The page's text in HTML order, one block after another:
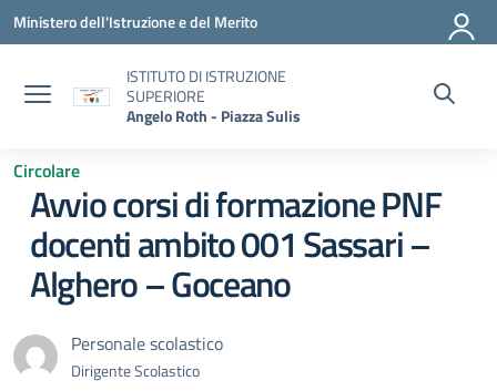
Vai ai contenuti
Vai al menu di navigazione
Vai al footer
Ministero dell'Istruzione e del Merito
ISTITUTO DI ISTRUZIONE
SUPERIORE
Angelo Roth - Piazza Sulis
Circolare
Avvio corsi di formazione PNF
docenti ambito 001 Sassari –
Alghero – Goceano
Personale scolastico
Dirigente Scolastico